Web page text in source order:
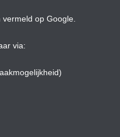
op Google.
via: